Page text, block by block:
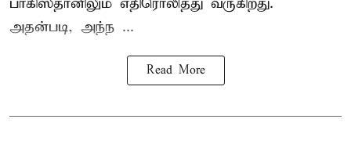
அதன்படி, அந்ந ...
Read More